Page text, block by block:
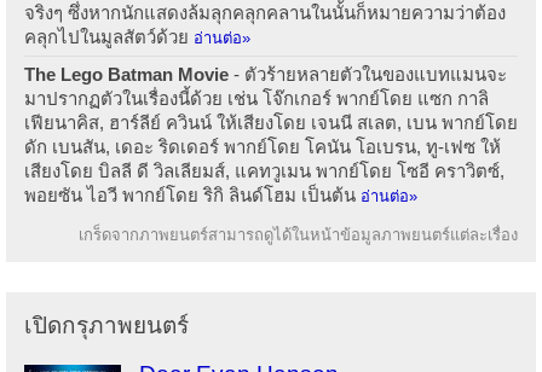
จริงๆ ซึ่งหากนักแสดงล้มลุกคลุกคลานในนั้นก็หมายความว่าต้อง
คลุกไปในมูลสัตว์ด้วย อ่านต่อ»
The Lego Batman Movie - ตัวร้ายหลายตัวในของแบทแมนจะ
มาปรากฏตัวในเรื่องนี้ด้วย เช่น โจ๊กเกอร์ พากย์โดย แซก กาลิ
เฟียนาคิส, ฮาร์ลีย์ ควินน์ ให้เสียงโดย เจนนี สเลต, เบน พากย์โดย
ดัก เบนสัน, เดอะ ริดเดอร์ พากย์โดย โคนัน โอเบรน, ทู-เฟซ ให้
เสียงโดย บิลลี ดี วิลเลียมส์, แคทวูเมน พากย์โดย โซอี คราวิตซ์,
พอยซัน ไอวี พากย์โดย ริกิ ลินด์โฮม เป็นต้น อ่านต่อ»
เกร็ดจากภาพยนตร์สามารถดูได้ในหน้าข้อมูลภาพยนตร์แต่ละเรื่อง
เปิดกรุภาพยนตร์